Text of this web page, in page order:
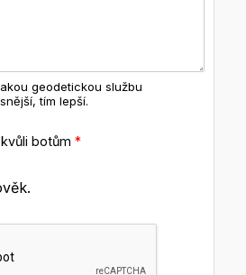
geodetickou službu
tím lepší.
botům *